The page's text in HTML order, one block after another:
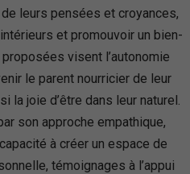
leurs pensées et croyances,
et promouvoir un bien-
visent l’autonomie
le parent nourricier de leur
la joie d’être dans leur naturel.
son approche empathique,
à créer un espace de
témoignages à l’appui